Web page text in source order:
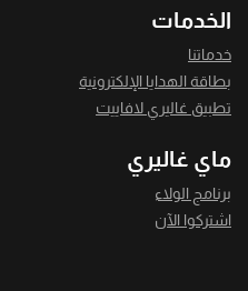
الخدمات
خدماتنا
بطاقة الهدايا الإلكترونية
تطبيق غاليري لافاييت
ماي غاليري
برنامج الولاء
اشتركوا الآن